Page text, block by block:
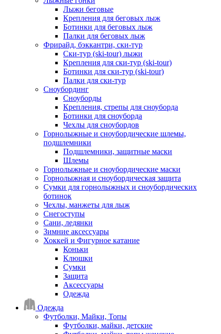
Лыжи беговые
Крепления для беговых лыж
Ботинки для беговых лыж
Палки для беговых лыж
Фрирайд, бэккантри, ски-тур
Ски-тур (ski-tour) лыжи
Крепления для ски-тур (ski-tour)
Ботинки для ски-тур (ski-tour)
Палки для ски-тур
Сноубординг
Сноуборды
Крепления, стрепы для сноуборда
Ботинки для сноуборда
Чехлы для сноубордов
Горнолыжные и сноубордические шлемы,
подшлемники
Подшлемники, защитные маски
Шлемы
Горнолыжные и сноубордические маски
Горнолыжная и сноубордическая защита
Сумки для горнолыжных и сноубордических
ботинок
Чехлы, манжеты для лыж
Снегоступы
Сани, ледянки
Зимние аксессуары
Хоккей и Фигурное катание
Коньки
Клюшки
Сумки
Защита
Аксессуары
Одежда
Одежда
Футболки, Майки, Топы
Футболки, майки, детские